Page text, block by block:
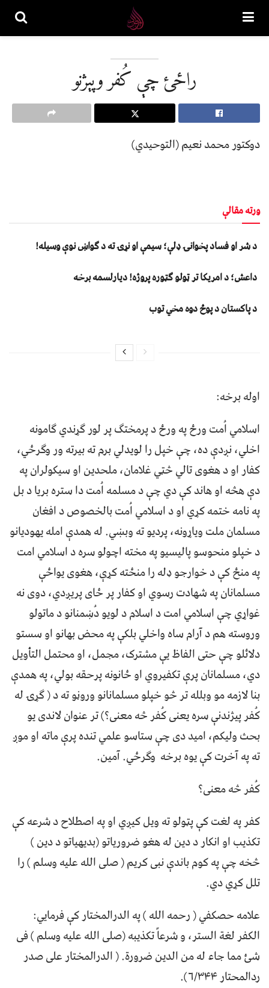
راځئ چې کُفر وپېژنو
دوکتور محمد نعیم (التوحیدي)
ورته مقالې
د شر او فساد پخوانۍ ډلې؛ سیمې او نړۍ ته د ګواښ نوې وسیله!
داعش؛ د امریکا تر ټولو ګټوره پروژه! دیارلسمه برخه
د پاکستان د پوځ دوه مخي توب
اوله برخه:
اسلامي اُمت ورځ په ورځ د پرمختګ پر لور ګړندي ګامونه
اخلي، نږدې ده، چې خپل را لویدلي برم ته بیرته ور وګرځي،
کفار او د هغوی تالي څټي غلامان، ملحدین او سیکولران په
دې هڅه او هاند کې دي چې د مسلمه اُمت دا ستره بریا د بل
په نامه ختمه کړي او د اسلامي اُمت بالخصوص د افغان
مسلمان ملت ویاړونه، پردیو ته وبښي. له همدې امله یهودیانو
د خپلو منحوسو پالیسیو په مخته اچولو سره د اسلامي امت
په منځ کې د خوارجو ډله را منځته کړې، هغوی یواځې
مسلمانان په شهادت رسوي او کفار پر ځای پریږدي، دوی نه
غواړي چې اسلامي امت د اسلام د لویو دُښمنانو د ماتولو
وروسته هم د آرام ساه واخلي بلکې په محض بهانو او سستو
دلائلو چې حتی الفاظ یې مشترک، مجمل، او محتمل التأویل
دي، مسلمانان پرې تکفیروي او ځانونه پرحقه بولي، په همدې
بنا لازمه مو وبلله تر څو خپلو مسلمانانو وروڼو ته د ( ګړۍ له
کُفر پیژندنې سره یعنی کُفر څه معنی؟) تر عنوان لاندی یو
بحث ولیکم، امید دی چې ستاسو علمي تنده پرې ماته او موږ
ته په آخرت کې یوه برخه وګرځي. آمین.
کُفر څه معنی؟
کفر په لغت کې پټولو ته ویل کیږي او په اصطلاح د شرعه کې
تکذیب او انکار د دین له هغو ضروریاتو (بدیهیاتو د دین )
څخه چې په کوم باندې نبی کریم ( صلی الله علیه وسلم ) را
تلل کړي دي.
علامه حصکفي ( رحمه الله ) په الدرالمختار کې فرمایي:
الکفر لغة الستر، و شرعاً تکذیبه (صلی الله علیه وسلم ) فی
شئ مما جاء له من الدین ضرورة. ( الدرالمختار علی صدر
ردالمحتار ۶/۳۴۴).